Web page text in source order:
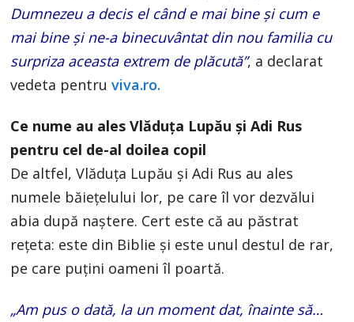
Dumnezeu a decis el când e mai bine și cum e
mai bine și ne-a binecuvântat din nou familia cu
surpriza aceasta extrem de plăcută”, a declarat
vedeta pentruviva.ro.
Ce nume au ales Vlăduța Lupău și Adi Rus
pentru cel de-al doilea copil
De altfel, Vlăduța Lupău și Adi Rus au ales
numele băiețelului lor, pe care îl vor dezvălui
abia după naștere. Cert este că au păstrat
rețeta: este din Biblie și este unul destul de rar,
pe care puțini oameni îl poartă.
„Am pus o dată, la un moment dat, înainte să…